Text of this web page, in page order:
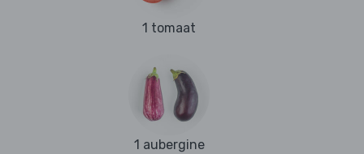
1 tomaat
1 aubergine